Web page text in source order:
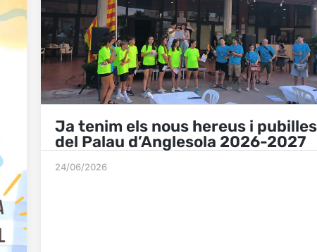
Ja tenim els nous hereus i pubilles
del Palau d’Anglesola 2026-2027
24/06/2026